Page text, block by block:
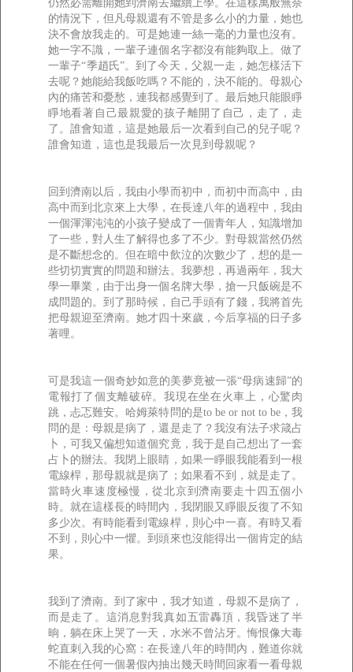
仍然必需離開她到濟南去繼續上學。在這樣萬般無奈
的情況下，但凡母親還有不管是多么小的力量，她也
決不會放我走的。可是她連一絲一毫的力量也沒有。
她一字不識，一輩子連個名字都沒有能夠取上。做了
一輩子“季趙氏”。到了今天，父親一走，她怎樣活下
去呢？她能給我飯吃嗎？不能的，決不能的。母親心
內的痛苦和憂愁，連我都感覺到了。最后她只能眼睜
睜地看著自己最親愛的孩子離開了自己，走了，走
了。誰會知道，這是她最后一次看到自己的兒子呢？
誰會知道，這也是我最后一次見到母親呢？
回到濟南以后，我由小學而初中，而初中而高中，由
高中而到北京來上大學，在長達八年的過程中，我由
一個渾渾沌沌的小孩子變成了一個青年人，知識增加
了一些，對人生了解得也多了不少。對母親當然仍然
是不斷想念的。但在暗中飲泣的次數少了，想的是一
些切切實實的問題和辦法。我夢想，再過兩年，我大
學一畢業，由于出身一個名牌大學，搶一只飯碗是不
成問題的。到了那時候，自己手頭有了錢，我將首先
把母親迎至濟南。她才四十來歲，今后享福的日子多
著哩。
可是我這一個奇妙如意的美夢竟被一張“母病速歸”的
電報打了個支離破碎。我現在坐在火車上，心驚肉
跳，忐忑難安。哈姆萊特問的是to be or not to be，我
問的是：母親是病了，還是走了？我沒有法子求箴占
卜，可我又偏想知道個究竟，我于是自己想出了一套
占卜的辦法。我閉上眼睛，如果一睜眼我能看到一根
電線桿，那母親就是病了；如果看不到，就是走了。
當時火車速度極慢，從北京到濟南要走十四五個小
時。就在這樣長的時間內，我閉眼又睜眼反復了不知
多少次。有時能看到電線桿，則心中一喜。有時又看
不到，則心中一懼。到頭來也沒能得出一個肯定的結
果。
我到了濟南。到了家中，我才知道，母親不是病了，
而是走了。這消息對我真如五雷轟頂，我昏迷了半
晌，躺在床上哭了一天，水米不曾沾牙。悔恨像大毒
蛇直刺入我的心窩：在長達八年的時間內，難道你就
不能在任何一個暑假內抽出幾天時間回家看一看母親